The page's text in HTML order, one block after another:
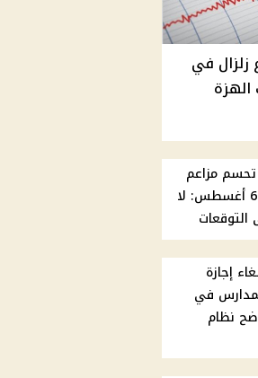
زلزال في
تحسم مزاعم
وقوع زلزال غدًا 6 أغسطس: لا
إجازة
في
وتوضح نظام